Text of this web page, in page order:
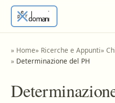
Tesine
» Home» Ricerche e Appunti»
» Determinazione del PH